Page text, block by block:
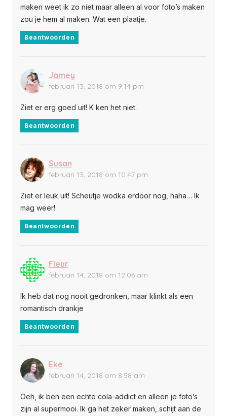
maken weet ik zo niet maar alleen al voor foto’s maken
zou je hem al maken. Wat een plaatje.
Beantwoorden
Jamey
februari 13, 2018 om 9:14 pm
Ziet er erg goed uit! K ken het niet.
Beantwoorden
Susan
februari 13, 2018 om 10:47 pm
Ziet er leuk uit! Scheutje wodka erdoor nog, haha… Ik
mag weer!
Beantwoorden
Fleur
februari 14, 2018 om 12:06 am
Ik heb dat nog nooit gedronken, maar klinkt als een
romantisch drankje
Beantwoorden
Eke
februari 14, 2018 om 8:58 am
Oeh, ik ben een echte cola-addict en alleen je foto’s
zijn al supermooi. Ik ga het zeker maken, schijt aan de